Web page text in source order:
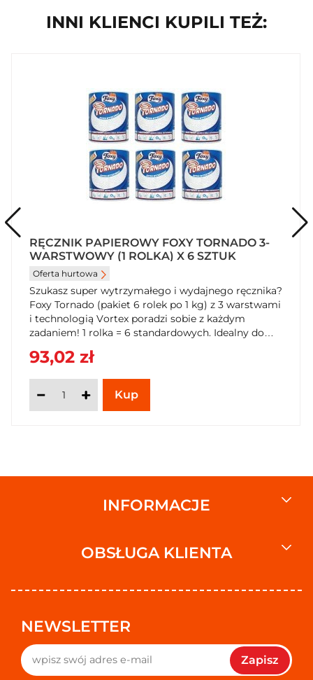
INNI KLIENCI KUPILI TEŻ:
RĘCZNIK PAPIEROWY FOXY TORNADO 3-
WARSTWOWY (1 ROLKA) X 6 SZTUK
Oferta hurtowa
Szukasz super wytrzymałego i wydajnego ręcznika?
Foxy Tornado (pakiet 6 rolek po 1 kg) z 3 warstwami
i technologią Vortex poradzi sobie z każdym
zadaniem! 1 rolka = 6 standardowych. Idealny do
SzybkiKoszyk.pl!
93,02 zł
INFORMACJE
OBSŁUGA KLIENTA
NEWSLETTER
Zapisz